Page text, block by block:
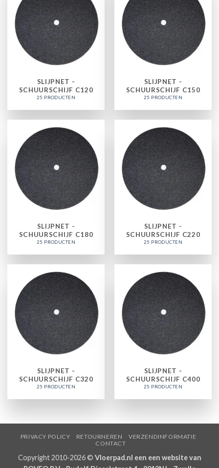
SLIJPNET -
SCHUURSCHIJF C120
25 PRODUCTEN
SLIJPNET -
SCHUURSCHIJF C150
25 PRODUCTEN
SLIJPNET -
SCHUURSCHIJF C180
25 PRODUCTEN
SLIJPNET -
SCHUURSCHIJF C220
25 PRODUCTEN
SLIJPNET -
SCHUURSCHIJF C320
25 PRODUCTEN
SLIJPNET -
SCHUURSCHIJF C400
25 PRODUCTEN
PRIVACY POLICY RETOURNEREN
VERZENDINFORMATIE
CONTACT
Copyright 2010-2026 © Vloerpad.nl een een website van